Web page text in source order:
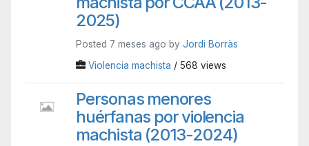
2025)
Posted 7 meses ago by Jordi Borràs
Violencia machista / 568 views
Personas menores
huérfanas por violencia
machista (2013-2024)